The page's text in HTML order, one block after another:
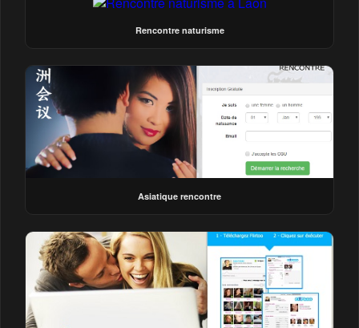
Rencontre naturisme
Asiatique rencontre